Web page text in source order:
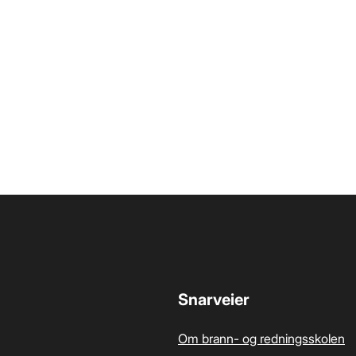
Snarveier
Om brann- og redningsskolen